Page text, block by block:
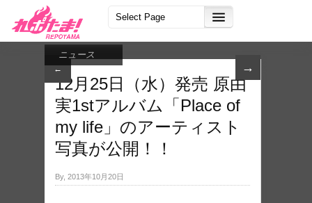
← →
ニュース
12月25日（水）発売 原由
実1stアルバム「Place of
my life」のアーティスト
写真が公開！！
By, 2013年10月20日